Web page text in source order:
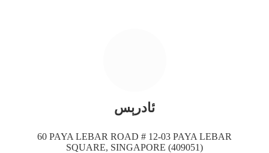
ئادرېس
60 PAYA LEBAR ROAD # 12-03 PAYA LEBAR
SQUARE, SINGAPORE (409051)